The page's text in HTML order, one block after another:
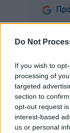
Do Not
If you wish to
processing of
targeted
section to
opt-out request
interest-based
us or personal
Την
,
στο
τη
οι
ομάδες,
ανθρώπους
πόλη